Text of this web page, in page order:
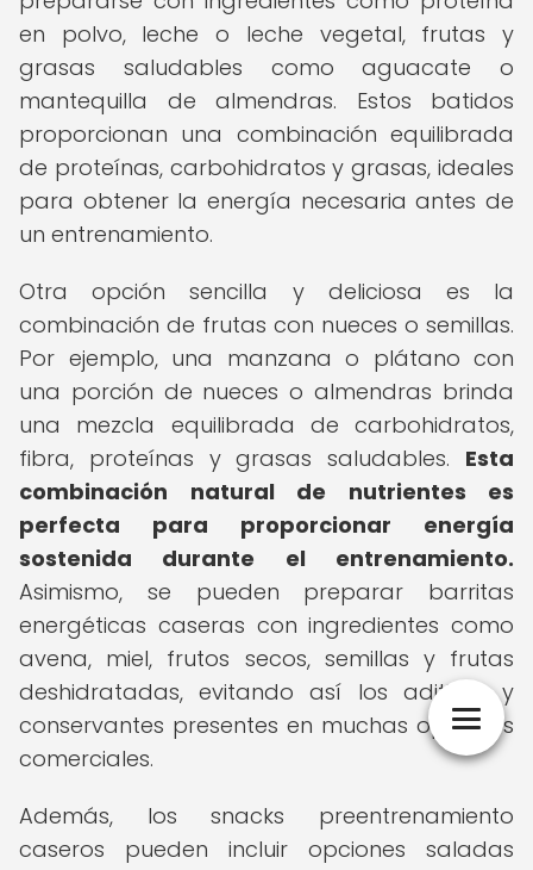
en polvo, leche o leche vegetal, frutas y
grasas saludables como aguacate o
mantequilla de almendras. Estos batidos
proporcionan una combinación equilibrada
de proteínas, carbohidratos y grasas, ideales
para obtener la energía necesaria antes de
un entrenamiento.
Otra opción sencilla y deliciosa es la
combinación de frutas con nueces o semillas.
Por ejemplo, una manzana o plátano con
una porción de nueces o almendras brinda
una mezcla equilibrada de carbohidratos,
fibra, proteínas y grasas saludables. Esta
combinación natural de nutrientes es
perfecta para proporcionar energía
sostenida durante el entrenamiento.
Asimismo, se pueden preparar barritas
energéticas caseras con ingredientes como
avena, miel, frutos secos, semillas y frutas
deshidratadas, evitando así los aditivos y
conservantes presentes en muchas opciones
comerciales.
Además, los snacks preentrenamiento
caseros pueden incluir opciones saladas